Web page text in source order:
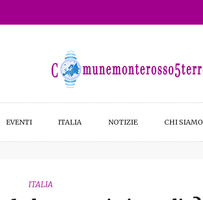
EVENTI ITALIA NOTIZIE CHI SIAMO
ITALIA